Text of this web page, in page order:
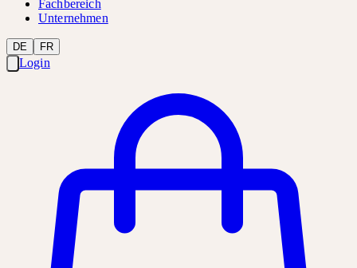
Fachbereich
Unternehmen
DE FR
Login